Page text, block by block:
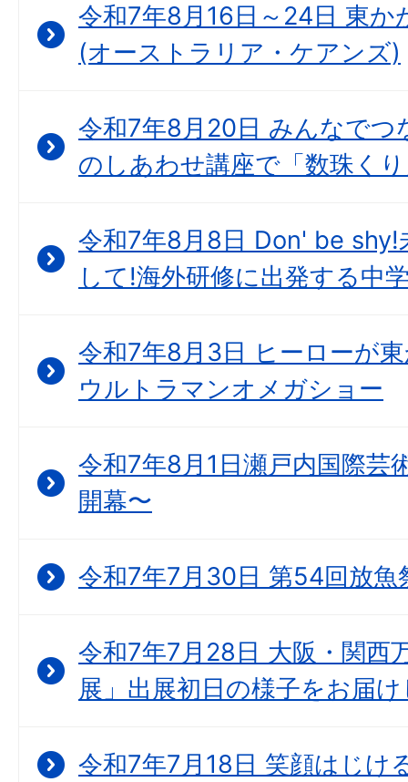
令和7年8月16日～24日 東か
(オーストラリア・ケアンズ)
令和7年8月20日 みんなで
のしあわせ講座で「数珠く
令和7年8月8日 Don' be shy!
して!海外研修に出発する中
令和7年8月3日 ヒーローが
ウルトラマンオメガショー
令和7年8月1日瀬戸内国際芸
開幕〜
令和7年7月30日 第54回放魚
令和7年7月28日 大阪・関西
展」出展初日の様子をお届
令和7年7月18日 笑顔はじけ